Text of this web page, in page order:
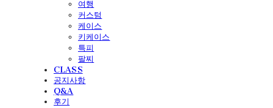
여행
커스텀
케이스
키케이스
특피
팔찌
CLASS
공지사항
Q&A
후기